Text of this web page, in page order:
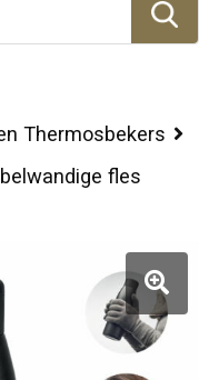
Thermosbekers
fles